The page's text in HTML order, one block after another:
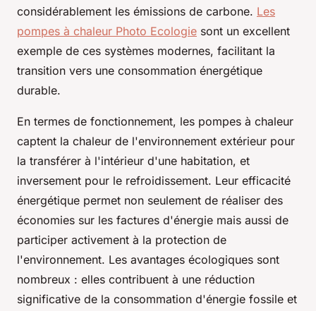
considérablement les émissions de carbone. Les
pompes à chaleur Photo Ecologie sont un excellent
exemple de ces systèmes modernes, facilitant la
transition vers une consommation énergétique
durable.
En termes de fonctionnement, les pompes à chaleur
captent la chaleur de l'environnement extérieur pour
la transférer à l'intérieur d'une habitation, et
inversement pour le refroidissement. Leur efficacité
énergétique permet non seulement de réaliser des
économies sur les factures d'énergie mais aussi de
participer activement à la protection de
l'environnement. Les avantages écologiques sont
nombreux : elles contribuent à une réduction
significative de la consommation d'énergie fossile et